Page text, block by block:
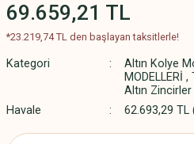
69.659,21 TL
*23.219,74 TL den başlayan taksitlerle!
Kategori Altın Kolye
MODELLERİ ,
Altın Zincirler
Havale
62.693,29 TL